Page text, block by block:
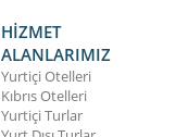
HİZMET
ALANLARIMIZ
Yurtiçi Otelleri
Kıbrıs Otelleri
Yurtiçi Turlar